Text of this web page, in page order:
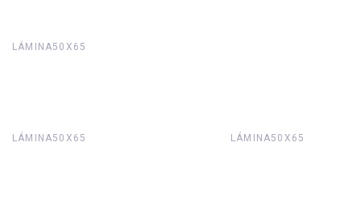
LÁMINA50X65
LÁMINA50X65 LÁMINA50X65